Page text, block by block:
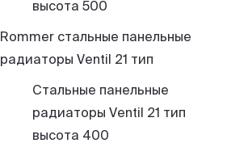
высота 500
Rommer стальные панельные
радиаторы Ventil 21 тип
Cтальные панельные
радиаторы Ventil 21 тип
высота 400